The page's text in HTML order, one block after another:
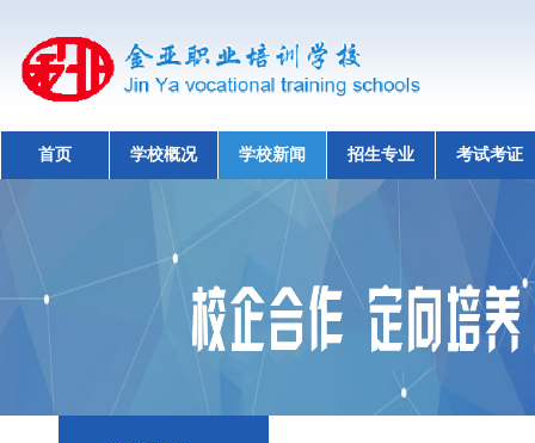
首页 学校概况 学校新闻 招生专业 考试考证